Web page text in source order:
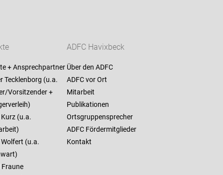
+ Ansprechpartner
Tecklenborg (u.a.
Vorsitzender +
(u.a.
(u.a.
Fraune
ADFC Havixbeck
Über den ADFC
ADFC vor Ort
Mitarbeit
Publikationen
Ortsgruppensprecher
ADFC Fördermitglieder
Kontakt